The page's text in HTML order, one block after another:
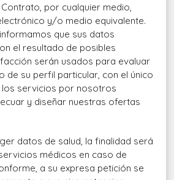
por cualquier medio,
y/o medio equivalente.
que sus datos
el resultado de posibles
serán usados para evaluar
de su perfil particular, con el único
servicios por nosotros
y diseñar nuestras ofertas
datos de salud, la finalidad será
médicos en caso de
a su expresa petición se